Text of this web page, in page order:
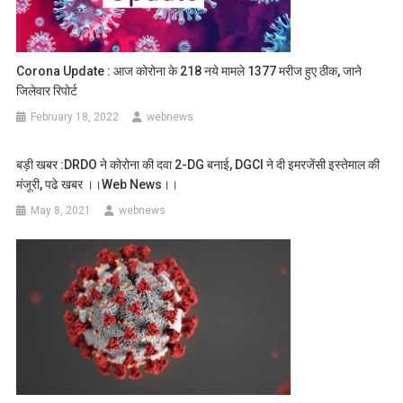
Corona Update : आज कोरोना के 218 नये मामले 1377 मरीज हुए ठीक, जाने
जिलेवार रिपोर्ट
February 18, 2022 webnews
बड़ी खबर :DRDO ने कोरोना की दवा 2-DG बनाई, DGCI ने दी इमरजेंसी इस्तेमाल की
मंजूरी, पढे खबर ।।web News।।
May 8, 2021 webnews